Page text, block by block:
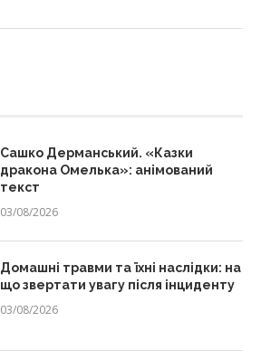
Сашко Дерманський. «Казки
дракона Омелька»: анімований
текст
03/08/2026
Домашні травми та їхні наслідки: на
що звертати увагу після інциденту
03/08/2026